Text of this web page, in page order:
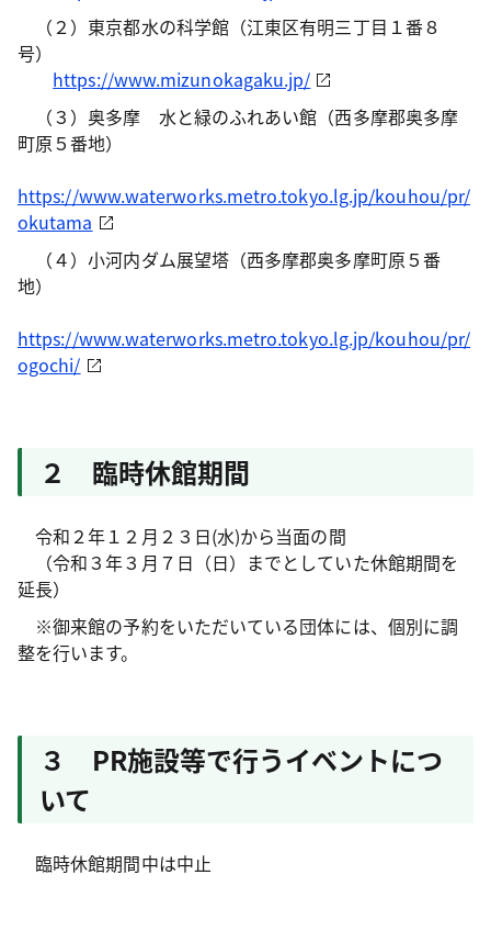
（２）東京都水の科学館（江東区有明三丁目１番８
号）
https://www.mizunokagaku.jp/
（３）奥多摩 水と緑のふれあい館（西多摩郡奥多摩
町原５番地）
https://www.waterworks.metro.tokyo.lg.jp/kouhou/pr/
okutama
（４）小河内ダム展望塔（西多摩郡奥多摩町原５番
地）
https://www.waterworks.metro.tokyo.lg.jp/kouhou/pr/
ogochi/
２ 臨時休館期間
令和２年１２月２３日(水)から当面の間
（令和３年３月７日（日）までとしていた休館期間を
延長）
※御来館の予約をいただいている団体には、個別に調
整を行います。
３ PR施設等で行うイベントにつ
いて
臨時休館期間中は中止